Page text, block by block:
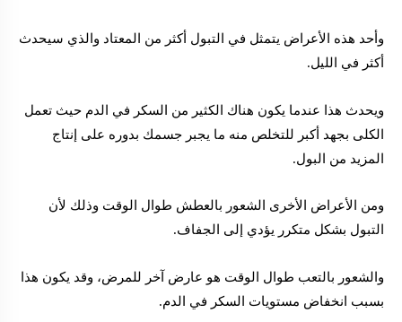
وأحد هذه الأعراض يتمثل في التبول أكثر من المعتاد والذي سيحدث
أكثر في الليل.
ويحدث هذا عندما يكون هناك الكثير من السكر في الدم حيث تعمل
الكلى بجهد أكبر للتخلص منه ما يجبر جسمك بدوره على إنتاج
المزيد من البول.
ومن الأعراض الأخرى الشعور بالعطش طوال الوقت وذلك لأن
التبول بشكل متكرر يؤدي إلى الجفاف.
والشعور بالتعب طوال الوقت هو عارض آخر للمرض، وقد يكون هذا
بسبب انخفاض مستويات السكر في الدم.